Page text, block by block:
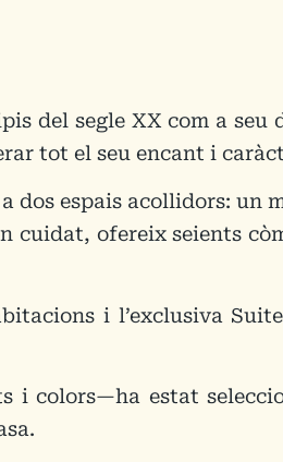
del segle XX com a
tot el seu encant i
dos espais acollidors:
cuidat, ofereix seients
i l’exclusiva
i colors—ha estat